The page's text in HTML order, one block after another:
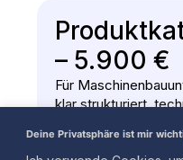
Deine Privatsphäre ist mir
– 5.900 €
Für
klar strukturiert,